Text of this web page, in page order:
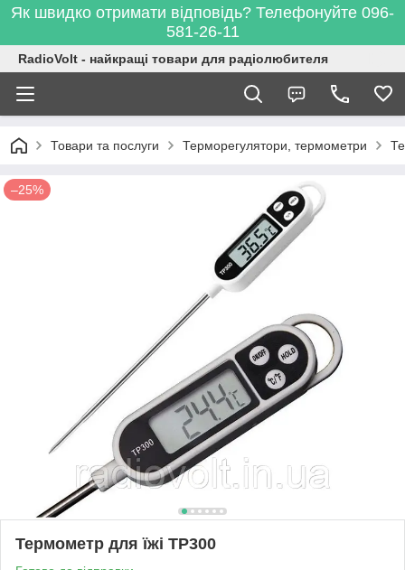
Як швидко отримати відповідь? Телефонуйте 096-
581-26-11
RadioVolt - найкращі товари для радіолюбителя
Товари та послуги Терморегулятори, термометри
–25%
Термометр для їжі TP300